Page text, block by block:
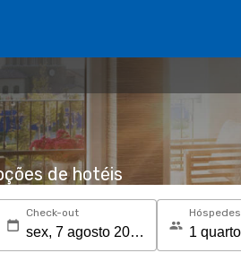
de hotéis
Check-out Hóspedes